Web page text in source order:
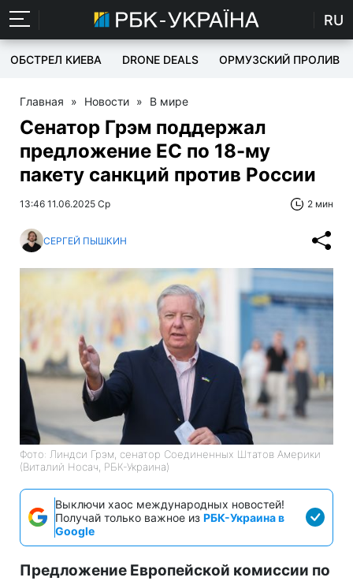
RU
ОБСТРЕЛ КИЕВА DRONE DEALS ОРМУЗСКИЙ ПРОЛИВ
Главная » Новости » В мире
Сенатор Грэм поддержал
предложение ЕС по 18-му
пакету санкций против России
13:46 11.06.2025 Ср 2 мин
СЕРГЕЙ ПЫШКИН
Фото: Линдси Грэм, сенатор Соединенных Штатов Америки
(Виталий Носач, РБК-Украина)
Выключи хаос международных новостей!
Получай только важное из РБК-Украина в
Google
Предложение Европейской комиссии по